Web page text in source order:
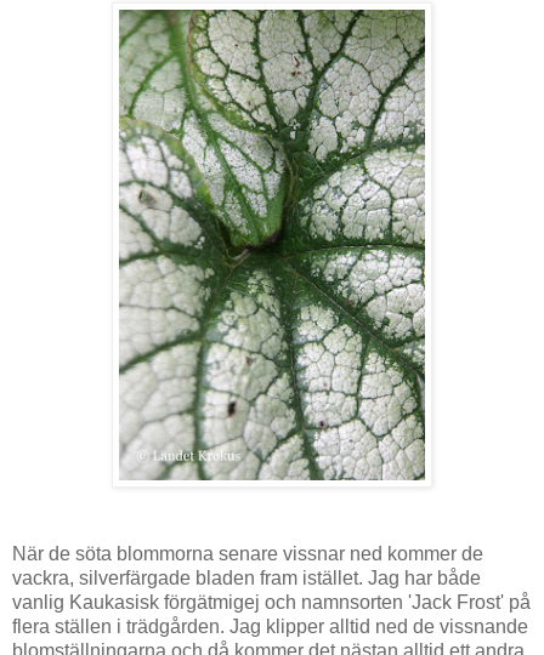
När de söta blommorna senare vissnar ned kommer de
vackra, silverfärgade bladen fram istället. Jag har både
vanlig Kaukasisk förgätmigej och namnsorten 'Jack Frost' på
flera ställen i trädgården. Jag klipper alltid ned de vissnande
blomställningarna och då kommer det nästan alltid ett andra